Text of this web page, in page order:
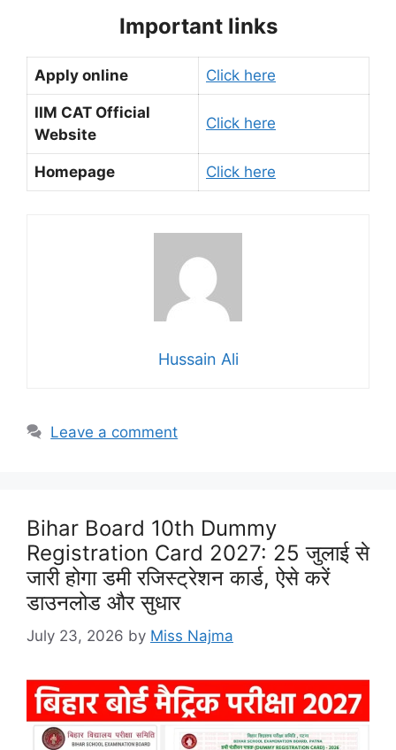
Important links
Apply online Click here
IIM CAT Official
Website
Click here
Homepage Click here
Hussain Ali
Leave a comment
Bihar Board 10th Dummy
Registration Card 2027: 25 जुलाई से
जारी होगा डमी रजिस्ट्रेशन कार्ड, ऐसे करें
डाउनलोड और सुधार
July 23, 2026 by Miss Najma